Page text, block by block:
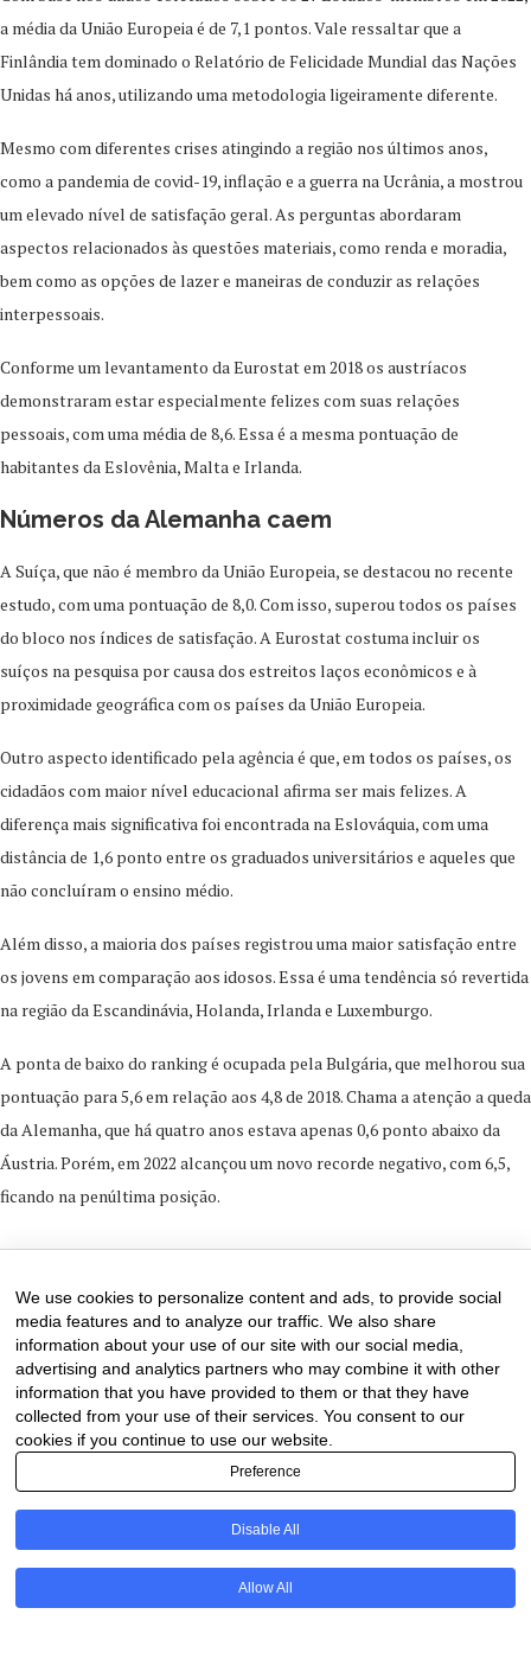
a média da União Europeia é de 7,1 pontos. Vale ressaltar que a
Finlândia tem dominado o Relatório de Felicidade Mundial das Nações
Unidas há anos, utilizando uma metodologia ligeiramente diferente.
Mesmo com diferentes crises atingindo a região nos últimos anos,
como a pandemia de covid-19, inflação e a guerra na Ucrânia, a mostrou
um elevado nível de satisfação geral. As perguntas abordaram
aspectos relacionados às questões materiais, como renda e moradia,
bem como as opções de lazer e maneiras de conduzir as relações
interpessoais.
Conforme um levantamento da Eurostat em 2018 os austríacos
demonstraram estar especialmente felizes com suas relações
pessoais, com uma média de 8,6. Essa é a mesma pontuação de
habitantes da Eslovênia, Malta e Irlanda.
Números da Alemanha caem
A Suíça, que não é membro da União Europeia, se destacou no recente
estudo, com uma pontuação de 8,0. Com isso, superou todos os países
do bloco nos índices de satisfação. A Eurostat costuma incluir os
suíços na pesquisa por causa dos estreitos laços econômicos e à
proximidade geográfica com os países da União Europeia.
Outro aspecto identificado pela agência é que, em todos os países, os
cidadãos com maior nível educacional afirma ser mais felizes. A
diferença mais significativa foi encontrada na Eslováquia, com uma
distância de 1,6 ponto entre os graduados universitários e aqueles que
não concluíram o ensino médio.
Além disso, a maioria dos países registrou uma maior satisfação entre
os jovens em comparação aos idosos. Essa é uma tendência só revertida
na região da Escandinávia, Holanda, Irlanda e Luxemburgo.
A ponta de baixo do ranking é ocupada pela Bulgária, que melhorou sua
pontuação para 5,6 em relação aos 4,8 de 2018. Chama a atenção a queda
da Alemanha, que há quatro anos estava apenas 0,6 ponto abaixo da
Áustria. Porém, em 2022 alcançou um novo recorde negativo, com 6,5,
ficando na penúltima posição.
We use cookies to personalize content and ads, to provide social
media features and to analyze our traffic. We also share
information about your use of our site with our social media,
advertising and analytics partners who may combine it with other
information that you have provided to them or that they have
collected from your use of their services. You consent to our
cookies if you continue to use our website.
Preference
Disable All
Allow All